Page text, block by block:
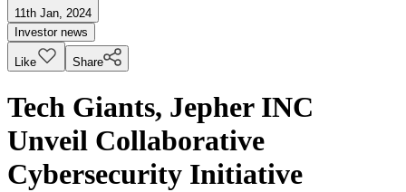
11th Jan, 2024
Investor news
Like Share
Tech Giants, Jepher INC
Unveil Collaborative
Cybersecurity Initiative